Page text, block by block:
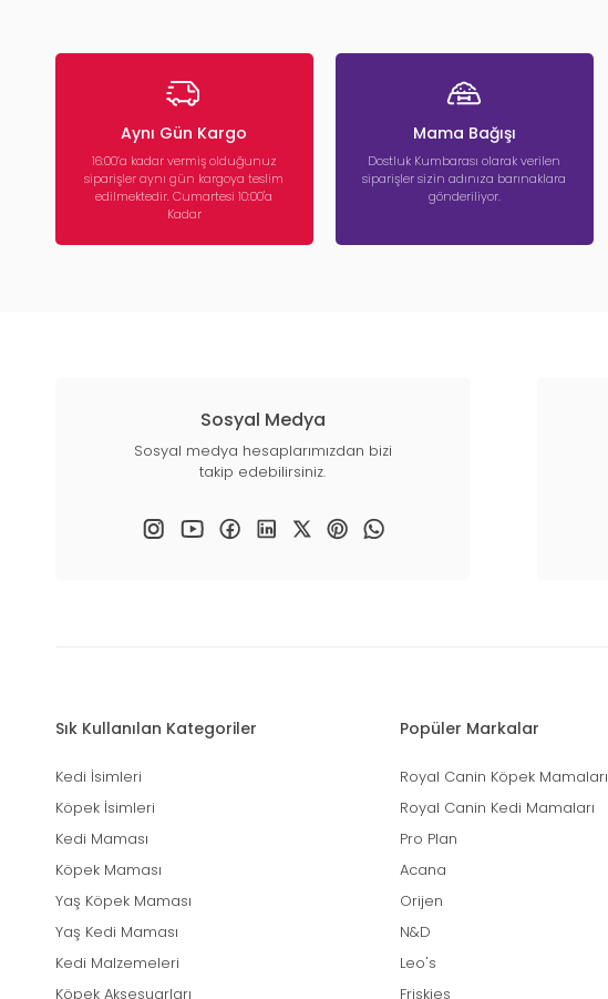
Aynı Gün Kargo
16:00’a kadar vermiş olduğunuz
siparişler aynı gün kargoya teslim
edilmektedir. Cumartesi 10:00'a
Kadar
Mama Bağışı
Dostluk Kumbarası olarak verilen
siparişler sizin adınıza barınaklara
gönderiliyor.
Sosyal Medya
Sosyal medya hesaplarımızdan bizi
takip edebilirsiniz.
Sık Kullanılan Kategoriler
Kedi İsimleri
Köpek İsimleri
Kedi Maması
Köpek Maması
Yaş Köpek Maması
Yaş Kedi Maması
Kedi Malzemeleri
Köpek Aksesuarları
Popüler Markalar
Royal Canin Köpek Mamaları
Royal Canin Kedi Mamaları
Pro Plan
Acana
Orijen
N&D
Leo's
Friskies